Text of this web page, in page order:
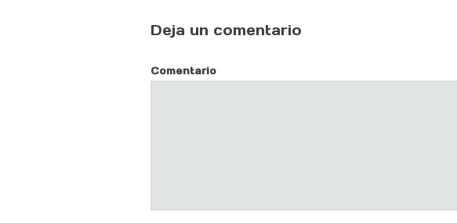
Deja un comentario
Comentario